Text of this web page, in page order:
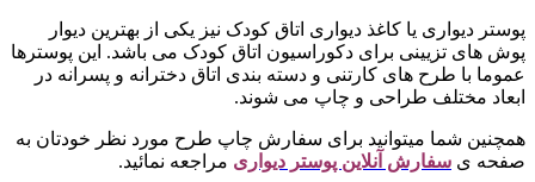
پوستر دیواری یا کاغذ دیواری اتاق کودک نیز یکی از بهترین دیوار
پوش های تزیینی برای دکوراسیون اتاق کودک می باشد. این پوسترها
عموما با طرح های کارتنی و دسته بندی اتاق دخترانه و پسرانه در
ابعاد مختلف طراحی و چاپ می شوند.
همچنین شما میتوانید برای سفارش چاپ طرح مورد نظر خودتان به
صفحه ی سفارش آنلاین پوستر دیواری مراجعه نمائید.